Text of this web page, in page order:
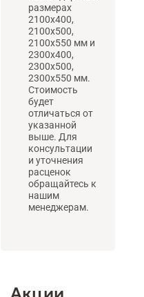
размерах
2100х400,
2100х500,
2100х550 мм и
2300х400,
2300х500,
2300х550 мм.
Стоимость
будет
отличаться от
указанной
выше. Для
консультации
и уточнения
расценок
обращайтесь к
нашим
менеджерам.